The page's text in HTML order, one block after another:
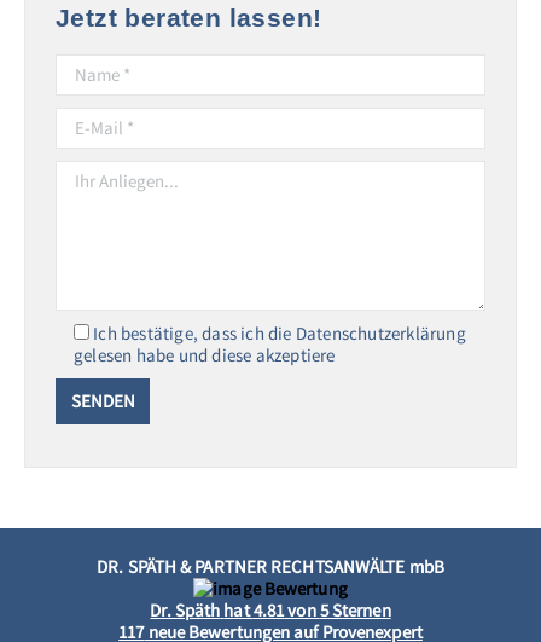
Jetzt beraten lassen!
Ich bestätige, dass ich die Datenschutzerklärung
gelesen habe und diese akzeptiere
DR. SPÄTH & PARTNER RECHTSANWÄLTE mbB
Dr. Späth hat4.81von5Sternen
117neue Bewertungen auf Provenexpert